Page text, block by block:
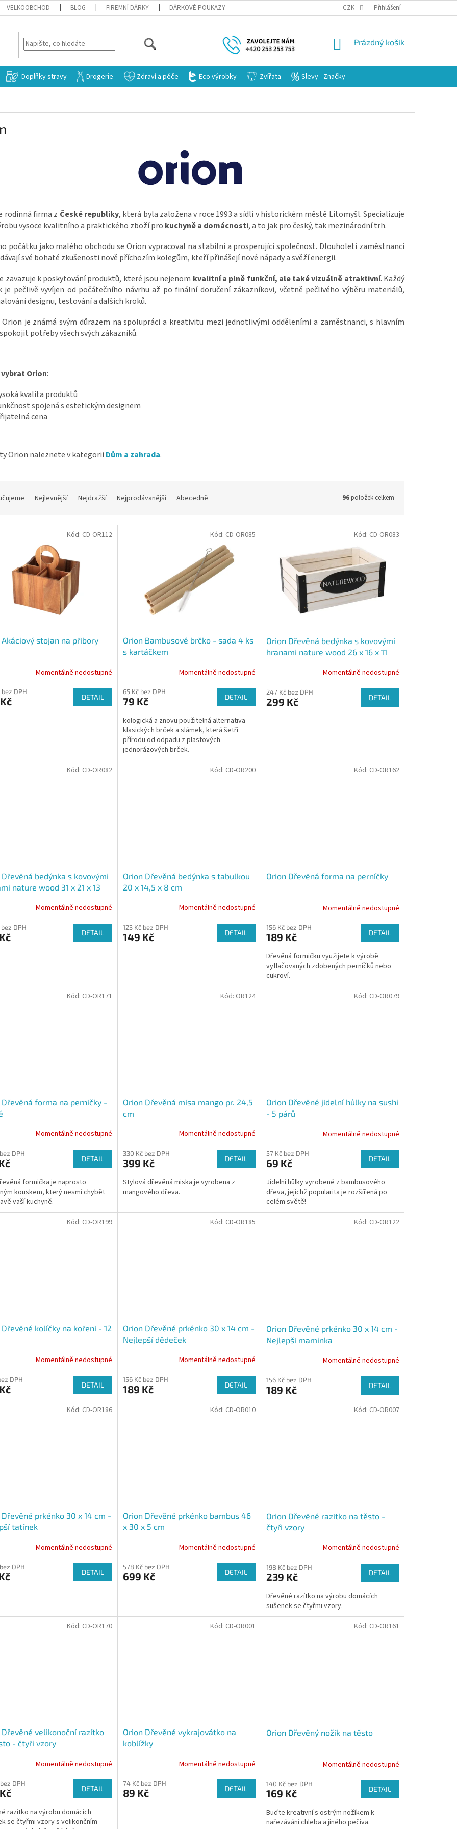
VELKOOBCHOD BLOG FIREMNÍ DÁRKY DÁRKOVÉ POUKAZY CZK Přihlášení
HLEDAT
NÁKUPNÍ
Prázdný košík
Doplňky stravy Drogerie Zdraví a péče Eco výrobky Zvířata Slevy Značky
rodinná firma z České republiky, která byla založena v roce 1993 a sídlí v historickém městě Litomyšl. Specializuje
vysoce kvalitního a praktického zboží pro kuchyně a domácnosti, a to jak pro český, tak mezinárodní trh.
počátku jako malého obchodu se Orion vypracoval na stabilní a prosperující společnost. Dlouholetí zaměstnanci
své bohaté zkušenosti nově příchozím kolegům, kteří přinášejí nové nápady a svěží energii.
zavazuje k poskytování produktů, které jsou nejenom kvalitní a plně funkční, ale také vizuálně atraktivní. Každý
je pečlivě vyvíjen od počátečního návrhu až po finální doručení zákazníkovi, včetně pečlivého výběru materiálů,
designu, testování a dalších kroků.
Orion je známá svým důrazem na spolupráci a kreativitu mezi jednotlivými odděleními a zaměstnanci, s hlavním
potřeby všech svých zákazníků.
Orion:
kvalita produktů
spojená s estetickým designem
cena
Orion naleznete v kategorii Dům a zahrada.
Nejlevnější Nejdražší Nejprodávanější Abecedně 96položek celkem
Akáciový stojan na příbory
Momentálně nedostupné
DPH
DETAIL
Kód: CD-OR112
Orion Bambusové brčko - sada 4 ks
s kartáčkem
Momentálně nedostupné
65 Kč bez DPH
79 Kč DETAIL
kologická a znovu použitelná alternativa
klasických brček a slámek, která šetří
přírodu od odpadu z plastových
jednorázových brček.
Kód: CD-OR085
Orion Dřevěná bedýnka s kovovými
hranami nature wood 26 x 16 x 11
Momentálně nedostupné
247 Kč bez DPH
299 Kč DETAIL
Kód: CD-OR083
Dřevěná bedýnka s kovovými
nature wood 31 x 21 x 13
Momentálně nedostupné
DPH
DETAIL
Kód: CD-OR082
Orion Dřevěná bedýnka s tabulkou
20 x 14,5 x 8 cm
Momentálně nedostupné
123 Kč bez DPH
149 Kč DETAIL
Kód: CD-OR200
Orion Dřevěná forma na perníčky
Momentálně nedostupné
156 Kč bez DPH
189 Kč DETAIL
Dřevěná formičku využijete k výrobě
vytlačovaných zdobených perníčků nebo
cukroví.
Kód: CD-OR162
Dřevěná forma na perníčky -
Momentálně nedostupné
DPH
DETAIL
formička je naprosto
kouskem, který nesmí chybět
vaší kuchyně.
Kód: CD-OR171
Orion Dřevěná mísa mango pr. 24,5
cm
Momentálně nedostupné
330 Kč bez DPH
399 Kč DETAIL
Stylová dřevěná miska je vyrobena z
mangového dřeva.
Kód: OR124
Orion Dřevěné jídelní hůlky na sushi
- 5 párů
Momentálně nedostupné
57 Kč bez DPH
69 Kč DETAIL
Jídelní hůlky vyrobené z bambusového
dřeva, jejichž popularita je rozšířená po
celém světě!
Kód: CD-OR079
Dřevěné kolíčky na koření - 12
Momentálně nedostupné
DPH
DETAIL
Kód: CD-OR199
Orion Dřevěné prkénko 30 x 14 cm -
Nejlepší dědeček
Momentálně nedostupné
156 Kč bez DPH
189 Kč DETAIL
Kód: CD-OR185
Orion Dřevěné prkénko 30 x 14 cm -
Nejlepší maminka
Momentálně nedostupné
156 Kč bez DPH
189 Kč DETAIL
Kód: CD-OR122
Dřevěné prkénko 30 x 14 cm -
tatínek
Momentálně nedostupné
DPH
DETAIL
Kód: CD-OR186
Orion Dřevěné prkénko bambus 46
x 30 x 5 cm
Momentálně nedostupné
578 Kč bez DPH
699 Kč DETAIL
Kód: CD-OR010
Orion Dřevěné razítko na těsto -
čtyři vzory
Momentálně nedostupné
198 Kč bez DPH
239 Kč DETAIL
Dřevěné razítko na výrobu domácích
sušenek se čtyřmi vzory.
Kód: CD-OR007
Dřevěné velikonoční razítko
- čtyři vzory
Momentálně nedostupné
DPH
DETAIL
razítko na výrobu domácích
se čtyřmi vzory s velikončním
Kód: CD-OR170
Orion Dřevěné vykrajovátko na
koblížky
Momentálně nedostupné
74 Kč bez DPH
89 Kč DETAIL
Kód: CD-OR001
Orion Dřevěný nožík na těsto
Momentálně nedostupné
140 Kč bez DPH
169 Kč DETAIL
Buďte kreativní s ostrým nožíkem k
nařezávání chleba a jiného pečiva.
Kód: CD-OR161